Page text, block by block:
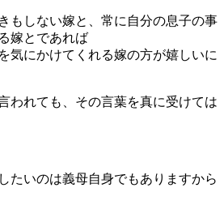
もしない嫁と、常に自分の息子の事
嫁とであれば
気にかけてくれる嫁の方が嬉しいに
われても、その言葉を真に受けては
たいのは義母自身でもありますから